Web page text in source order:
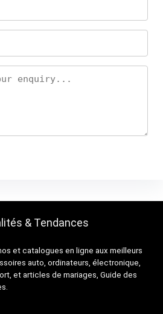
& Tendances
et catalogues en ligne aux meilleurs
auto, ordinateurs, électronique,
et articles de mariages, Guide des